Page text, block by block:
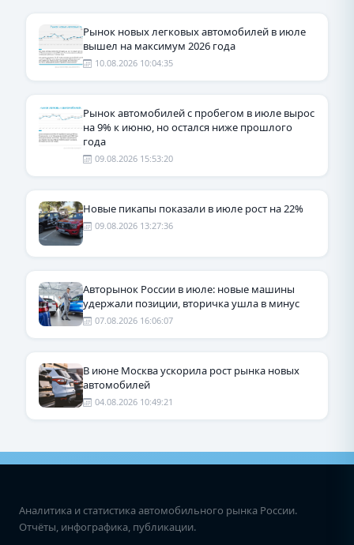
Рынок новых легковых автомобилей в июле
вышел на максимум 2026 года
10.08.2026 10:04:35
Рынок автомобилей с пробегом в июле вырос
на 9% к июню, но остался ниже прошлого
года
09.08.2026 15:53:20
Новые пикапы показали в июле рост на 22%
09.08.2026 13:27:36
Авторынок России в июле: новые машины
удержали позиции, вторичка ушла в минус
07.08.2026 16:06:07
В июне Москва ускорила рост рынка новых
автомобилей
04.08.2026 10:49:21
Аналитика и статистика автомобильного рынка России.
Отчёты, инфографика, публикации.